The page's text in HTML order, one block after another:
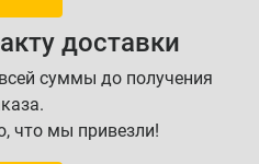
доставки
суммы до получения
что мы привезли!